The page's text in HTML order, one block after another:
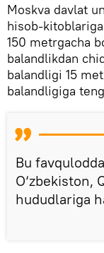
Moskva davlat
hisob-
150 metrgacha
balandlikdan
balandligi 15
balandligiga
Bu
O‘zbekiston,
hududlariga